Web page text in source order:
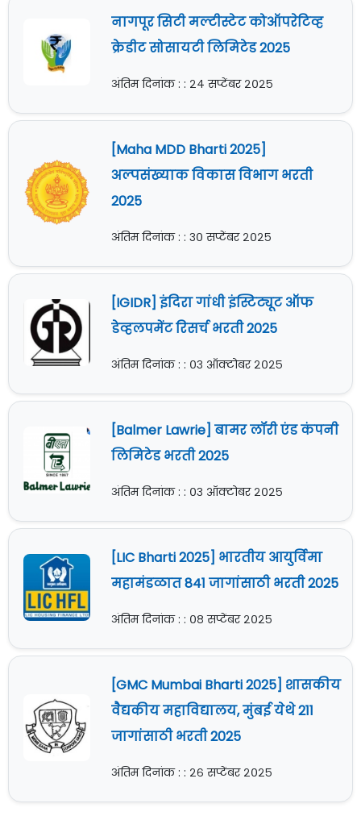
नागपूर सिटी मल्टीस्टेट कोऑपरेटिव्ह
क्रेडीट सोसायटी लिमिटेड 2025
अंतिम दिनांक : : २४ सप्टेंबर २०२५
[Maha MDD Bharti 2025]
अल्पसंख्याक विकास विभाग भरती
2025
अंतिम दिनांक : : ३० सप्टेंबर २०२५
[IGIDR] इंदिरा गांधी इंस्टिट्यूट ऑफ
डेव्हलपमेंट रिसर्च भरती 2025
अंतिम दिनांक : : ०३ ऑक्टोबर २०२५
[Balmer Lawrie] बामर लॉरी एंड कंपनी
लिमिटेड भरती 2025
अंतिम दिनांक : : ०३ ऑक्टोबर २०२५
[LIC Bharti 2025] भारतीय आयुर्विमा
महामंडळात 841 जागांसाठी भरती 2025
अंतिम दिनांक : : ०८ सप्टेंबर २०२५
[GMC Mumbai Bharti 2025] शासकीय
वैद्यकीय महाविद्यालय, मुंबई येथे 211
जागांसाठी भरती 2025
अंतिम दिनांक : : २६ सप्टेंबर २०२५